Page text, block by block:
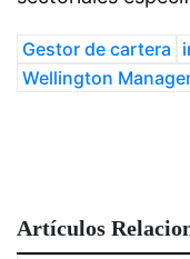
Gestor de cartera
Wellington
Artículos